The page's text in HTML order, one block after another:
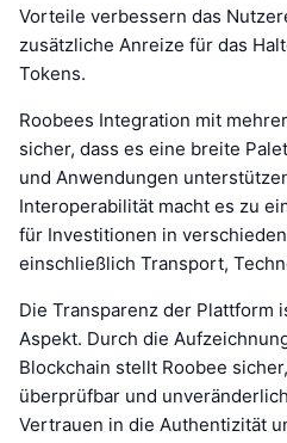
Vorteile verbessern das
zusätzliche Anreize für das
Tokens.
Roobees Integration mit
sicher, dass es eine breite
und Anwendungen
Interoperabilität macht es zu
für Investitionen in
einschließlich Transport,
Die Transparenz der
Aspekt. Durch die
Blockchain stellt Roobee
überprüfbar und
Vertrauen in die Authentizität